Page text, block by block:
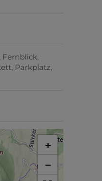
Fernblick
Parkplatz
+
−